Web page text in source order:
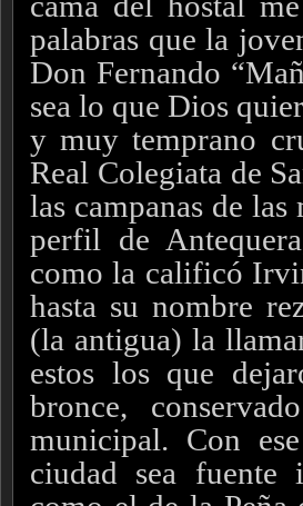
palabras que la
Don Fernando
sea lo que Dios
y muy temprano
Real Colegiata de
las campanas de
perfil de
como la calificó
hasta su nombre
(la antigua) la
estos los que
bronce,
municipal. Con
ciudad sea fuente